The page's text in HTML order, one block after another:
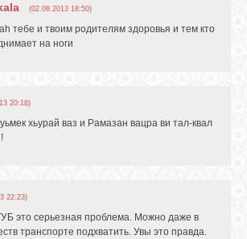
(02.08.2013 18:50)
тебе и твоим родителям здоровья и тем кто
на ноги
20:18)
хьурай ваз и Рамазан вацра ви тал-квал
22:23)
это серьезная проблема. Можно даже в
транспорте подхватить. Увы это правда.